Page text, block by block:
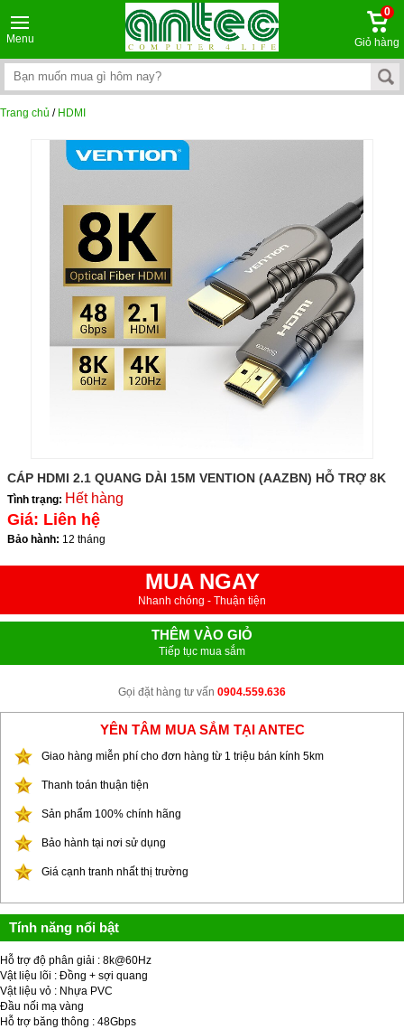
Menu
0
Giỏ hàng
Trang chủ / HDMI
CÁP HDMI 2.1 QUANG DÀI 15M VENTION (AAZBN) HỖ TRỢ 8K
Tình trạng: Hết hàng
Giá: Liên hệ
Bảo hành: 12 tháng
MUA NGAY
Nhanh chóng - Thuận tiện
THÊM VÀO GIỎ
Tiếp tục mua sắm
Gọi đặt hàng tư vấn 0904.559.636
YÊN TÂM MUA SẮM TẠI ANTEC
Giao hàng miễn phí cho đơn hàng từ 1 triệu bán kính 5km
Thanh toán thuận tiện
Sản phẩm 100% chính hãng
Bảo hành tại nơi sử dụng
Giá cạnh tranh nhất thị trường
Tính năng nổi bật
Hỗ trợ độ phân giải : 8k@60Hz
Vật liệu lõi : Đồng + sợi quang
Vật liệu vỏ : Nhựa PVC
Đầu nối mạ vàng
Hỗ trợ băng thông : 48Gbps